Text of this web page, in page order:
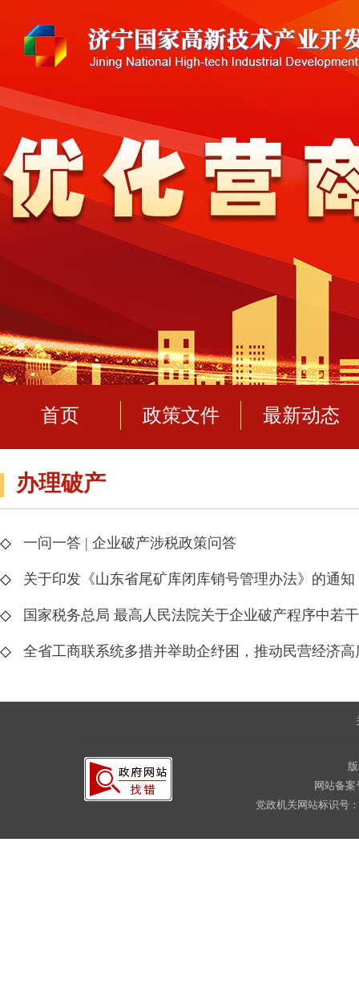
首页 政策文件 最新动态
办理破产
◇ 一问一答 | 企业破产涉税政策问答
◇ 关于印发《山东省尾矿库闭库销号管理办法》的通知
◇ 国家税务总局 最高人民法院关于企业破产程序中若
◇ 全省工商联系统多措并举助企纾困，推动民营经济高
网站备案
党政机关网站标识号